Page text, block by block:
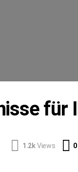
für
1.2k Views 0